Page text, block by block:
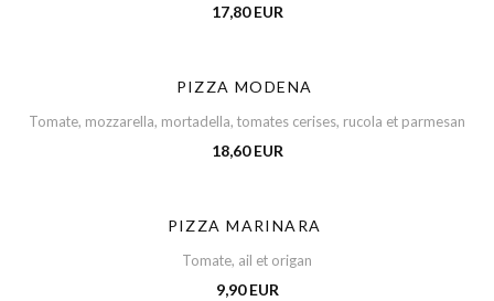
17,80 EUR
PIZZA MODENA
Tomate, mozzarella, mortadella, tomates cerises, rucola et parmesan
18,60 EUR
PIZZA MARINARA
Tomate, ail et origan
9,90 EUR